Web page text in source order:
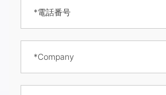
*電話番号
*Company